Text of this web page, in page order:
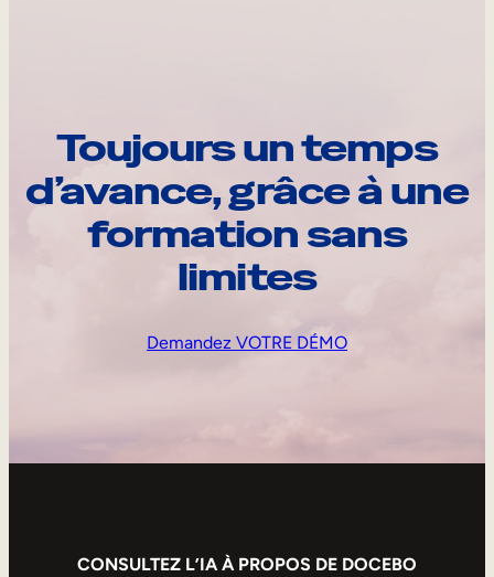
Toujours un temps
d’avance, grâce à une
formation sans
limites
Demandez VOTRE DÉMO
CONSULTEZ L’IA À PROPOS DE DOCEBO